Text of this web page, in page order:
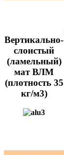
Вертикально-
слоистый
(ламельный)
мат ВЛМ
(плотность 35
кг/м3)